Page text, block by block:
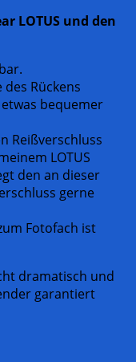
LOTUS und den
Rückens
bequemer
Reißverschluss
LOTUS
den an dieser
gerne
Fotofach ist
dramatisch und
garantiert